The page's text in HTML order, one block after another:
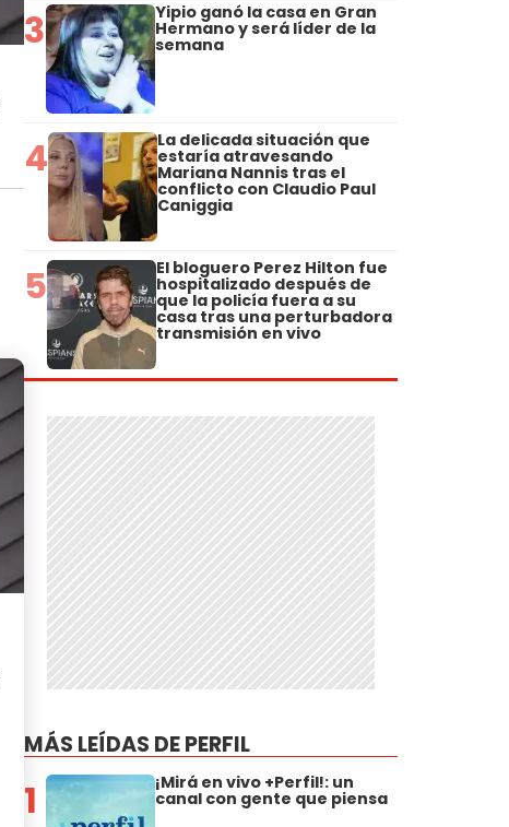
3 Yipio ganó la casa en Gran
Hermano y será líder de la
semana
4 La delicada situación que
estaría atravesando
Mariana Nannis tras el
conflicto con Claudio Paul
Caniggia
5 El bloguero Perez Hilton fue
hospitalizado después de
que la policía fuera a su
casa tras una perturbadora
transmisión en vivo
MÁS LEÍDAS DE PERFIL
1 ¡Mirá en vivo +Perfil!: un
canal con gente que piensa